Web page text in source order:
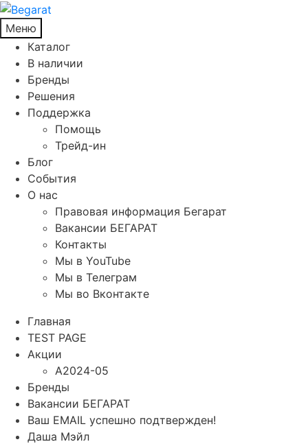
Меню
Каталог
В наличии
Бренды
Решения
Поддержка
Помощь
Трейд-ин
Блог
События
О нас
Правовая информация Бегарат
Вакансии БЕГАРАТ
Контакты
Мы в YouTube
Мы в Телеграм
Мы во Вконтакте
Главная
TEST PAGE
Акции
A2024-05
Бренды
Вакансии БЕГАРАТ
Ваш EMAIL успешно подтвержден!
Даша Мэйл